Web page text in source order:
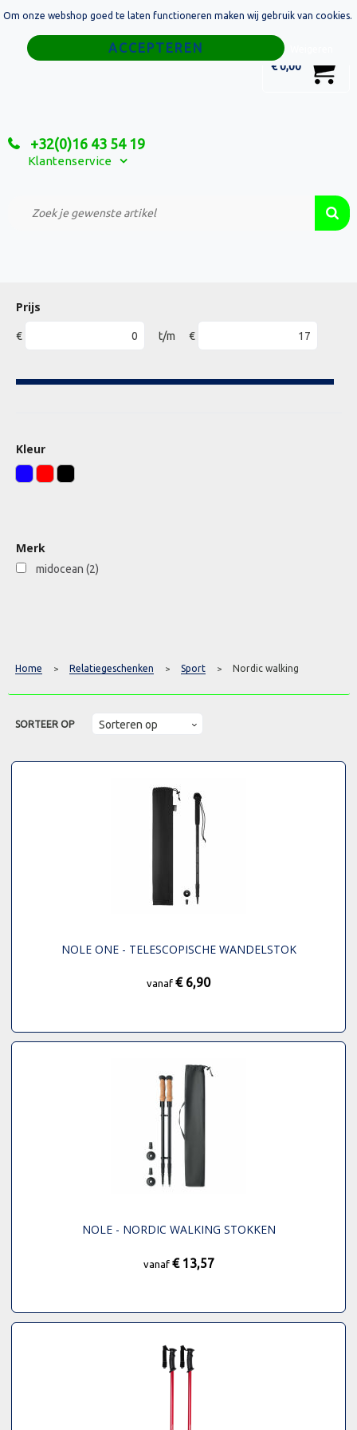
€ 0,00
+32(0)16 43 54 19
Klantenservice
Home
Relatiegeschenken
Custom Made Projecten
Prijs
€ t/m €
Kleur
Merk
midocean (2)
Home > Relatiegeschenken > Sport > Nordic walking
SORTEER OP
NOLE ONE - TELESCOPISCHE WANDELSTOK
vanaf € 6,90
NOLE - NORDIC WALKING STOKKEN
vanaf € 13,57
Om onze webshop goed te laten functioneren maken wij gebruik van cookies.